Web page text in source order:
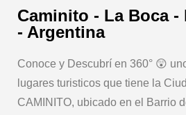
Caminito - La Boca -
- Argentina
Conoce y Descubrí en 360° 😲
lugares turisticos que tiene la
CAMINITO, ubicado en el Barrio